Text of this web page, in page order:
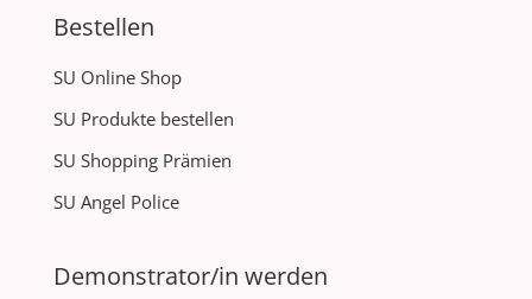
Bestellen
SU Online Shop
SU Produkte bestellen
SU Shopping Prämien
SU Angel Police
Demonstrator/in werden